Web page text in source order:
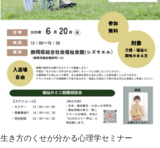
生き方のくせが分かる心理学セミナー